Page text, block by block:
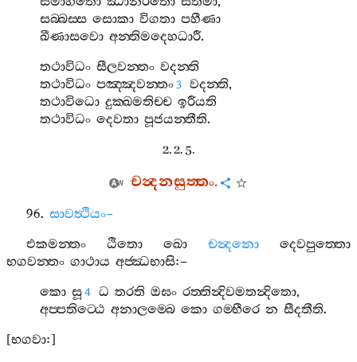
සබ‍්බස‍්ස සොකා විගතා පහීණා
ඛීණාසවො අන‍්තිමදෙහධාරී.
තථාවිධං සීලවන‍්තං වදන‍්ති
තථාවිධං පඤ‍්ඤවන‍්තං3 වදන‍්ති,
තථාවිධො දුක‍්ඛමතිච‍්ච ඉරීයති
තථාවිධං දෙවතා පූජයන‍්තීති.
2. 2. 5.
චන්‍දනසුත‍්තං.
96. සාවත්‍ථියං–
එකමන‍්තං
ඨිතො ඛො චන්‍දනො
දෙවපුත‍්තො
භගවන‍්තං ගාථාය අජ‍්ඣභාසි:–
කො සූ4 ධ තරති ඔඝං රත‍්තින්‍දිවමතන්‍දිතො,
අප‍්පතිට‍්ඨෙ අනාලම‍්බෙ කො ගම‍්භීරෙ න සීදතීති.
[භගවා:]